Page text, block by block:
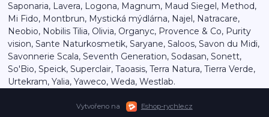
Saponaria, Lavera, Logona, Magnum, Maud Siegel, Method,
Mi Fido, Montbrun, Mystická mýdlárna, Najel, Natracare,
Neobio, Nobilis Tilia, Olivia, Organyc, Provence & Co, Purity
vision, Sante Naturkosmetik, Saryane, Saloos, Savon du Midi,
Savonnerie Scala, Seventh Generation, Sodasan, Sonett,
So'Bio, Speick, Superclair, Taoasis, Terra Natura, Tierra Verde,
Urtekram, Yalia, Yaweco, Weda, Westlab.
Vytvořeno na Eshop-rychle.cz